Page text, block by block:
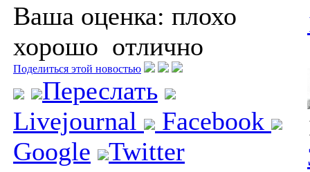
Ваша оценка: плохо
хорошо отлично
Поделиться этой новостью
Переслать
Livejournal
Facebook
Google
Twitter